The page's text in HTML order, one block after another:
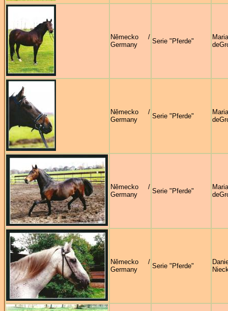
Německo /
Germany
Serie "Pferde"
Německo /
Germany
Serie "Pferde"
Německo /
Germany
Serie "Pferde"
Německo /
Germany
Serie "Pferde"